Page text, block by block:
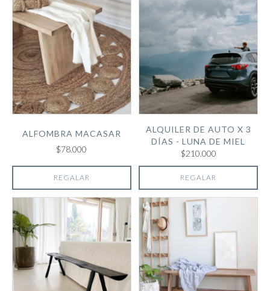
ALFOMBRA MACASAR
$78.000
REGALAR
ALQUILER DE AUTO X 3
DÍAS - LUNA DE MIEL
$210.000
REGALAR